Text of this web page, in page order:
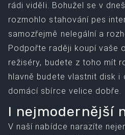
rádi viděli. Bohužel se v
rozmohlo stahování pes
samozřejmě nelegální a
Podpořte raději koupí vaše
režiséry, budete z toho mít
hlavně budete vlastnit disk i
domácí sbírce velice dobře.
I nejmodernější
V naší nabídce narazíte